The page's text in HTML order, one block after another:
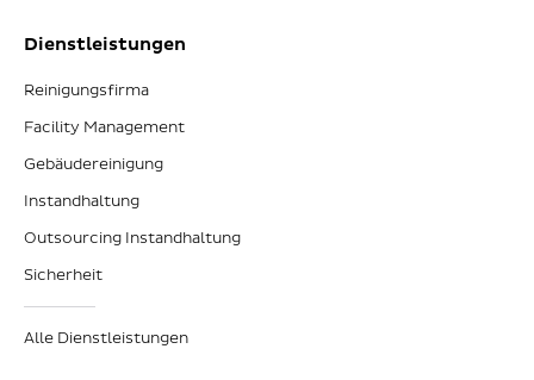
Dienstleistungen
Reinigungsfirma
Facility Management
Gebäudereinigung
Instandhaltung
Outsourcing Instandhaltung
Sicherheit
Alle Dienstleistungen